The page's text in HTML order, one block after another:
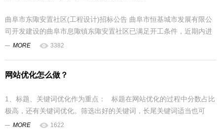
曲阜市东陬安置社区(工程设计)招标公告 曲阜市恒基城市发展有限公
司开发建设的曲阜市息陬镇东陬安置社区已满足开工条件，近期内进
入图纸设...
MORE 3382
网站优化怎么做？
1、标题、关键词优化作为重点： 标题在网站优化的过程中分数占比
极高，还有关键词优化。筛选出好的关键词，长尾关键词适当也可
以...MORE 1622